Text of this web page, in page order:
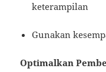
keterampilan
Gunakan
Optimalkan